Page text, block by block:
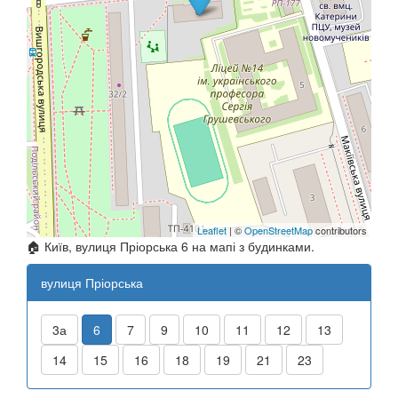
Leaflet| ©OpenStreetMapcontributors
🏠 Київ, вулиця Пріорська 6 на мапі з будинками.
вулиця Пріорська
3а 6 7 9 10 11 12
13
14
15 16 18 19 21 23